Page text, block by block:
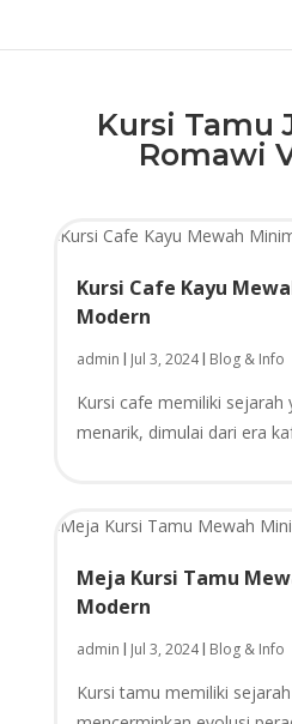
Kursi Tamu
Romawi
Kursi Cafe Kayu
Modern
admin Jul 3, 2024 Blog & Info
Kursi cafe memiliki sejarah
menarik, dimulai dari era
Meja Kursi Tamu
Modern
admin Jul 3, 2024 Blog & Info
Kursi tamu memiliki